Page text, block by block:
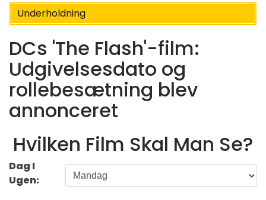
Underholdning
DCs 'The Flash'-film:
Udgivelsesdato og
rollebesætning blev
annonceret
Hvilken Film Skal Man Se?
Dag I
Ugen: